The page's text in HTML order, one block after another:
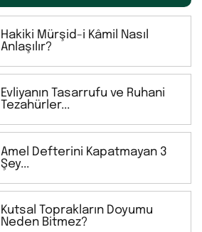
Hakiki Mürşid-i Kâmil Nasıl
Anlaşılır?
Evliyanın Tasarrufu ve Ruhani
Tezahürler...
Amel Defterini Kapatmayan 3
Şey...
Kutsal Toprakların Doyumu
Neden Bitmez?